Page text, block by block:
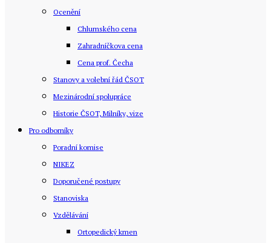
Ocenění
Chlumského cena
Zahradníčkova cena
Cena prof. Čecha
Stanovy a volební řád ČSOT
Mezinárodní spolupráce
Historie ČSOT, Milníky, vize
Pro odborníky
Poradní komise
NIKEZ
Doporučené postupy
Stanoviska
Vzdělávání
Ortopedický kmen